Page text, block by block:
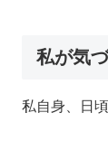
私が気
私自身、日